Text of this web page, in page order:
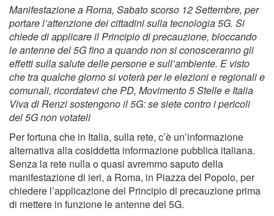
Manifestazione a Roma, Sabato scorso 12 Settembre, per
portare l’attenzione dei cittadini sulla tecnologia 5G. Si
chiede di applicare il Principio di precauzione, bloccando
le antenne del 5G fino a quando non si conosceranno gli
effetti sulla salute delle persone e sull’ambiente. E visto
che tra qualche giorno si voterà per le elezioni e regionali e
comunali, ricordatevi che PD, Movimento 5 Stelle e Italia
Viva di Renzi sostengono il 5G: se siete contro i pericoli
del 5G non votateli
Per fortuna che in Italia, sulla rete, c’è un’informazione
alternativa alla cosiddetta informazione pubblica italiana.
Senza la rete nulla o quasi avremmo saputo della
manifestazione di ieri, a Roma, in Piazza del Popolo, per
chiedere l’applicazione del Principio di precauzione prima
di mettere in funzione le antenne del 5G.